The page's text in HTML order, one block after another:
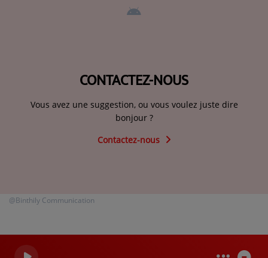
CONTACTEZ-NOUS
Vous avez une suggestion, ou vous voulez juste dire
bonjour ?
Contactez-nous
@Binthily Communication